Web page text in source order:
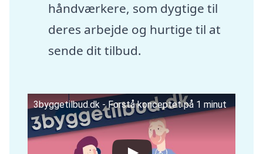
håndværkere, som dygtige til
deres arbejde og hurtige til at
sende dit tilbud.
3byggetilbud.dk - Forstå konceptet på 1 minut